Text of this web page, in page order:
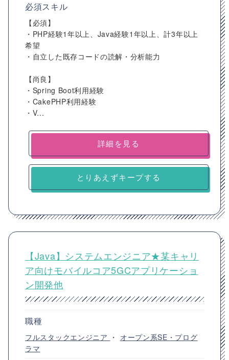
必須スキル
【必須】
・PHP経験1年以上、Java経験1年以上、計3年以上
希望
・自立した既存コードの読解・分析能力
【尚良】
・Spring Boot利用経験
・CakePHP利用経験
・V...
詳細を見る
とりあえずキープする
【Java】システムエンジニア★某キャリ
ア向けモバイルコア5GCアプリケーショ
ン開発他
職種
フルスタックエンジニア ・ オープン系SE・プログ
ラマ